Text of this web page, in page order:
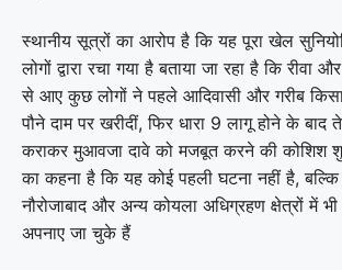
स्थानीय सूत्रों का आरोप है कि यह पूरा खेल
लोगों द्वारा रचा गया है बताया जा रहा है कि रीवा
से आए कुछ लोगों ने पहले आदिवासी और गरीब
पौने दाम पर खरीदीं, फिर धारा 9 लागू होने के बाद
कराकर मुआवजा दावे को मजबूत करने की कोशिश
का कहना है कि यह कोई पहली घटना नहीं है,
नौरोजाबाद और अन्य कोयला अधिग्रहण क्षेत्रों में
अपनाए जा चुके हैं